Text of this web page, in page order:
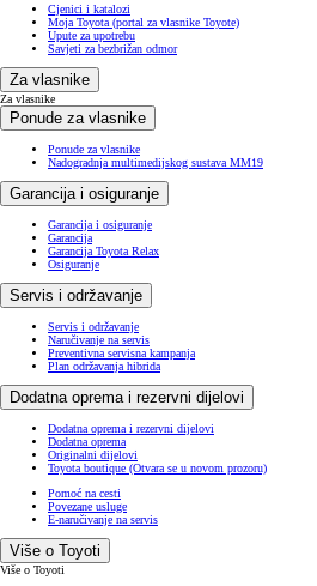
Cjenici i katalozi
Moja Toyota (portal za vlasnike Toyote)
Upute za upotrebu
Savjeti za bezbrižan odmor
Za vlasnike
Za vlasnike
Ponude za vlasnike
Ponude za vlasnike
Nadogradnja multimedijskog sustava MM19
Garancija i osiguranje
Garancija i osiguranje
Garancija
Garancija Toyota Relax
Osiguranje
Servis i održavanje
Servis i održavanje
Naručivanje na servis
Preventivna servisna kampanja
Plan održavanja hibrida
Dodatna oprema i rezervni dijelovi
Dodatna oprema i rezervni dijelovi
Dodatna oprema
Originalni dijelovi
Toyota boutique (Otvara se u novom prozoru)
Pomoć na cesti
Povezane usluge
E-naručivanje na servis
Više o Toyoti
Više o Toyoti